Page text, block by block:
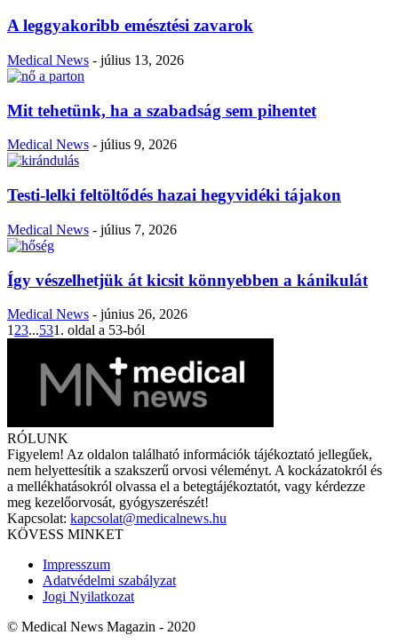
A leggyakoribb emésztési zavarok
Medical News - július 13, 2026
Mit tehetünk, ha a szabadság sem pihentet
Medical News - július 9, 2026
Testi-lelki feltöltődés hazai hegyvidéki tájakon
Medical News - július 7, 2026
Így vészelhetjük át kicsit könnyebben a kánikulát
Medical News - június 26, 2026
1 23...531. oldal a 53-ból
RÓLUNK
Figyelem! Az oldalon található információk tájékoztató jellegűek,
nem helyettesítik a szakszerű orvosi véleményt. A kockázatokról és
a mellékhatásokról olvassa el a betegtájékoztatót, vagy kérdezze
meg kezelőorvosát, gyógyszerészét!
Kapcsolat: kapcsolat@medicalnews.hu
KÖVESS MINKET
Impresszum
Adatvédelmi szabályzat
Jogi Nyilatkozat
© Medical News Magazin - 2020